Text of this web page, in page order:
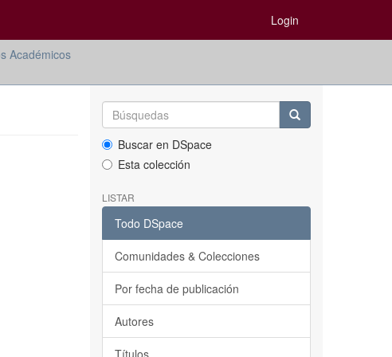
Login
Académicos
Buscar en DSpace
Esta colección
LISTAR
Todo DSpace
Comunidades & Colecciones
Por fecha de publicación
Autores
Títulos